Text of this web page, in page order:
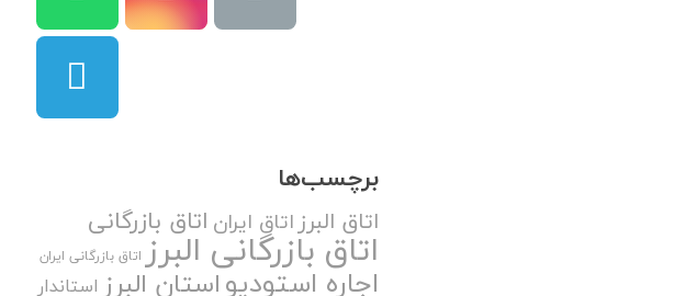
برچسب‌ها
اتاق البرزاتاق ایران اتاق بازرگانی
اتاق بازرگانی البرز اتاق بازرگانی ایران
اجاره استودیواستان البرز استاندار